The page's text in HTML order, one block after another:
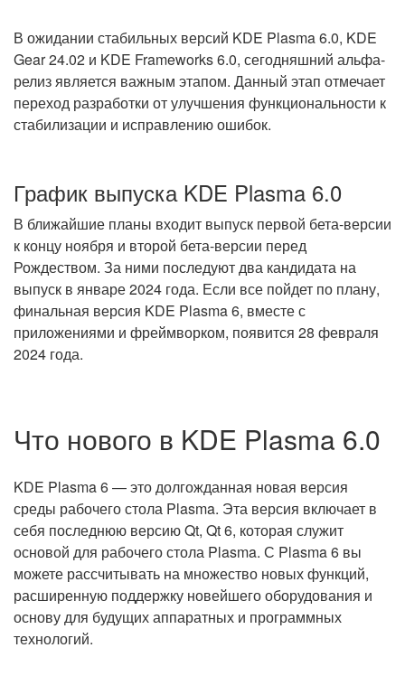
В ожидании стабильных версий KDE Plasma 6.0, KDE
Gear 24.02 и KDE Frameworks 6.0, сегодняшний альфа-
релиз является важным этапом. Данный этап отмечает
переход разработки от улучшения функциональности к
стабилизации и исправлению ошибок.
График выпуска KDE Plasma 6.0
В ближайшие планы входит выпуск первой бета-версии
к концу ноября и второй бета-версии перед
Рождеством. За ними последуют два кандидата на
выпуск в январе 2024 года. Если все пойдет по плану,
финальная версия KDE Plasma 6, вместе с
приложениями и фреймворком, появится 28 февраля
2024 года.
Что нового в KDE Plasma 6.0
KDE Plasma 6 — это долгожданная новая версия
среды рабочего стола Plasma. Эта версия включает в
себя последнюю версию Qt, Qt 6, которая служит
основой для рабочего стола Plasma. С Plasma 6 вы
можете рассчитывать на множество новых функций,
расширенную поддержку новейшего оборудования и
основу для будущих аппаратных и программных
технологий.